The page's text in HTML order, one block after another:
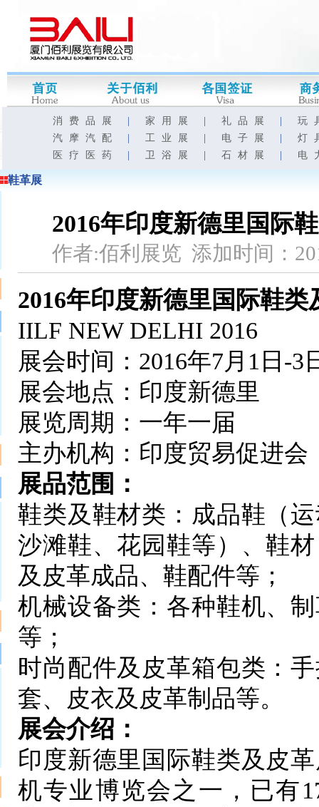
消费品展 |家用展 |礼品展 |玩
汽摩汽配
|工业展 电子展 |灯
医疗医药
|卫浴展 |石材展 电
鞋革展
2016年印度新德里国际
作者:佰利展览 添加时间：
2016年印度新德里国际鞋类
IILF NEW DELHI 2016
展会时间：2016年7月1日-3
展会地点：印度新德里
展览周期：一年一届
主办机构：印度贸易促进会
展品范围：
鞋类及鞋材类：成品鞋（
沙滩鞋、花园鞋等）、鞋
及皮革成品、鞋配件等；
机械设备类：各种鞋机、
等；
时尚配件及皮革箱包类：
套、皮衣及皮革制品等。
展会介绍：
印度新德里国际鞋类及皮
机专业博览会之一，已有